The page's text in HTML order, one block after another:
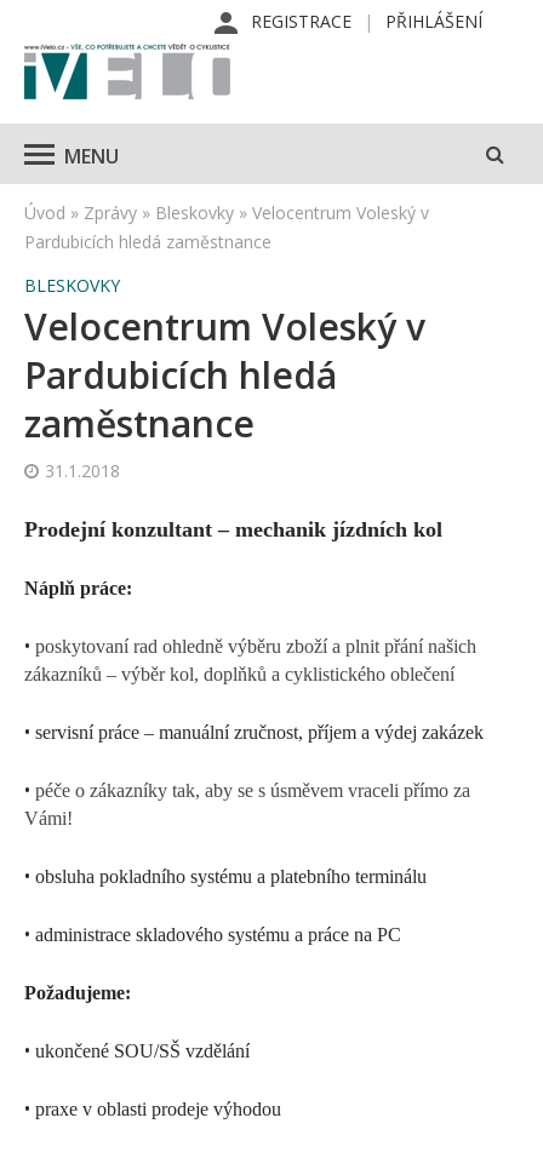
REGISTRACE PŘIHLÁŠENÍ
MENU
Úvod » Zprávy » Bleskovky » Velocentrum Voleský v
Pardubicích hledá zaměstnance
BLESKOVKY
Velocentrum Voleský v
Pardubicích hledá
zaměstnance
31.1.2018
Prodejní konzultant – mechanik jízdních kol
Náplň práce:
• poskytovaní rad ohledně výběru zboží a plnit přání našich
zákazníků – výběr kol, doplňků a cyklistického oblečení
• servisní práce – manuální zručnost, příjem a výdej zakázek
• péče o zákazníky tak, aby se s úsměvem vraceli přímo za
Vámi!
• obsluha pokladního systému a platebního terminálu
• administrace skladového systému a práce na PC
Požadujeme:
• ukončené SOU/SŠ vzdělání
• praxe v oblasti prodeje výhodou